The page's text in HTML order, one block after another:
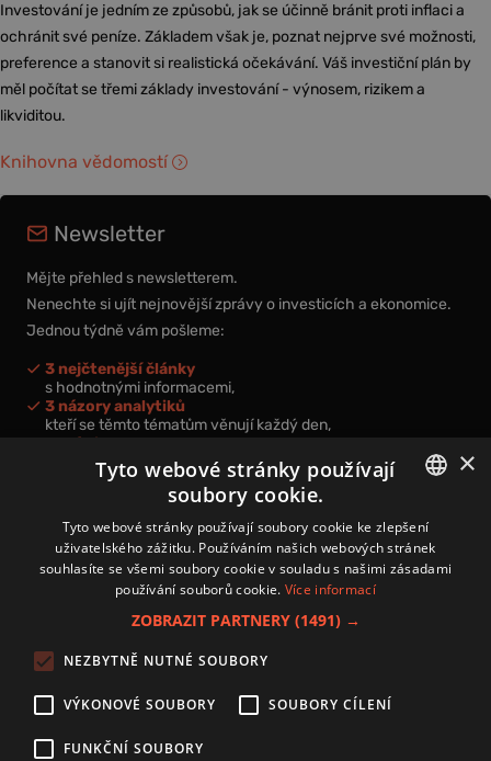
Investování je jedním ze způsobů, jak se účinně bránit proti inflaci a
ochránit své peníze. Základem však je, poznat nejprve své možnosti,
preference a stanovit si realistická očekávání. Váš investiční plán by
měl počítat se třemi základy investování - výnosem, rizikem a
likviditou.
Knihovna vědomostí
Newsletter
Mějte přehled s newsletterem.
Nenechte si ujít nejnovější zprávy o investicích a ekonomice.
Jednou týdně vám pošleme:
3 nejčtenější články
s hodnotnými informacemi,
3 názory analytiků
kteří se těmto tématům věnují každý den,
nová videa a podcasty
k prohloubení vašich znalostí.
Přihlášením k newsletteru vyjadřujete svůj souhlas spodmínkami
zpracování osobních údajů.
Zásady používání souborů cookies
Autoři
Nastavení cookies
CZECH
×
Tyto webové stránky používají
soubory cookie.
Tyto webové stránky používají soubory cookie ke zlepšení
uživatelského zážitku. Používáním našich webových stránek
souhlasíte se všemi soubory cookie v souladu s našimi zásadami
používání souborů cookie. Více informací
ZOBRAZIT PARTNERY (1491) →
NEZBYTNĚ NUTNÉ SOUBORY
VÝKONOVÉ SOUBORY SOUBORY CÍLENÍ
FUNKČNÍ SOUBORY